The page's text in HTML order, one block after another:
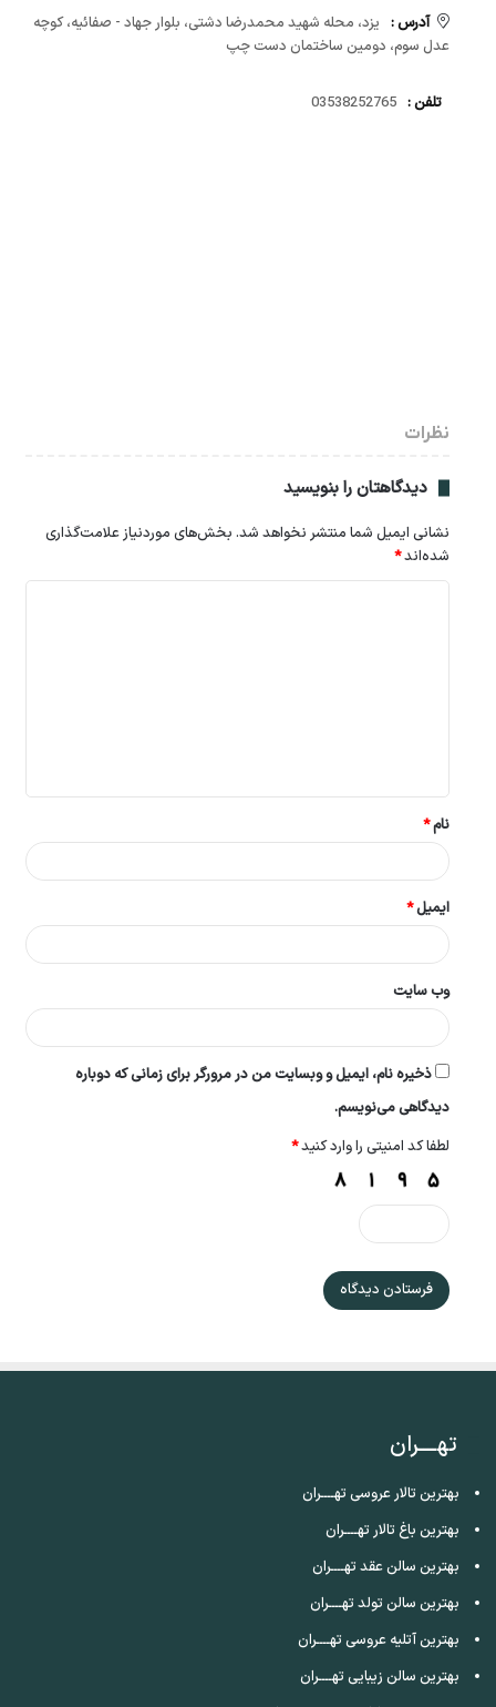
آدرس : یزد، محله شهید محمدرضا دشتی، بلوار جهاد - صفائیه، کوچه
عدل سوم، دومین ساختمان دست چپ
تلفن : 03538252765
نظرات
دیدگاهتان را بنویسید
نشانی ایمیل شما منتشر نخواهد شد. بخش‌های موردنیاز علامت‌گذاری
شده‌اند*
*
نام*
ایمیل*
وب‌ سایت
ذخیره نام، ایمیل و وبسایت من در مرورگر برای زمانی که دوباره
دیدگاهی می‌نویسم.
لطفا کد امنیتی را وارد کنید*
تهــــران
بهترین تالار عروسی تهــــران
بهترین باغ تالار تهــــران
بهترین سالن عقد تهــــران
بهترین سالن تولد تهــــران
بهترین آتلیه عروسی تهــــران
بهترین سالن زیبایی تهــــران